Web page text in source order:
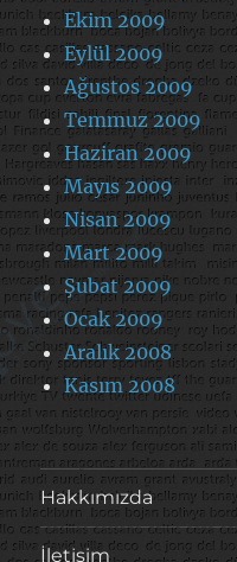
Ekim 2009
Eylül 2009
Ağustos 2009
Temmuz 2009
Haziran 2009
Mayıs 2009
Nisan 2009
Mart 2009
Şubat 2009
Ocak 2009
Aralık 2008
Kasım 2008
Hakkımızda
İletişim